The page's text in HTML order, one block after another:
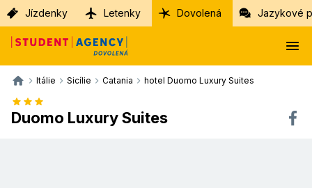
Jízdenky Letenky Dovolená Jazykové
Itálie Sicílie Catania hotel Duomo Luxury Suites
Duomo Luxury Suites